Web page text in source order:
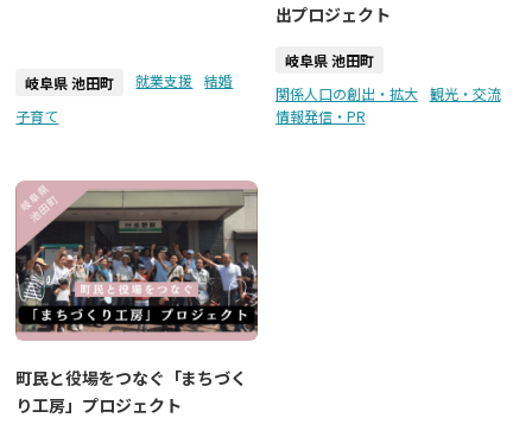
岐阜県 池田町 就業支援
結婚
子育て
出プロジェクト
岐阜県 池田町
関係人口の創出・拡大
観光・交流
情報発信・PR
町民と役場をつなぐ「まちづく
り工房」プロジェクト